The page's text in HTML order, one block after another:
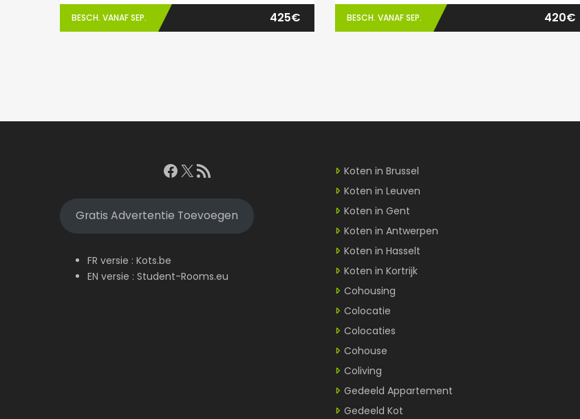
BESCH. VANAF SEP. 425€ BESCH. VANAF SEP. 420€
Facebook
X RSS feed
Gratis Advertentie Toevoegen
FR versie : Kots.be
EN versie : Student-Rooms.eu
Koten in Brussel
Koten in Leuven
Koten in Gent
Koten in Antwerpen
Koten in Hasselt
Koten in Kortrijk
Cohousing
Colocatie
Colocaties
Cohouse
Coliving
Gedeeld Appartement
Gedeeld Kot